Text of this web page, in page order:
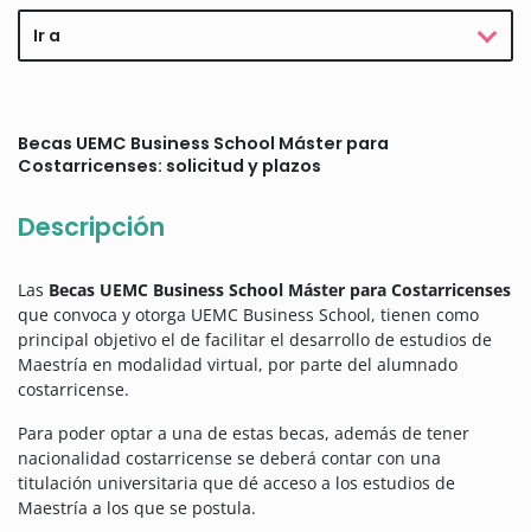
Ir a
Becas UEMC Business School Máster para
Costarricenses: solicitud y plazos
Descripción
Las Becas UEMC Business School Máster para Costarricenses
que convoca y otorga UEMC Business School, tienen como
principal objetivo el de facilitar el desarrollo de estudios de
Maestría en modalidad virtual, por parte del alumnado
costarricense.
Para poder optar a una de estas becas, además de tener
nacionalidad costarricense se deberá contar con una
titulación universitaria que dé acceso a los estudios de
Maestría a los que se postula.